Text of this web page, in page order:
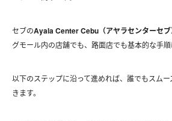
セブのAyala Center Cebu（アヤラセンターセブ
グモール内の店舗でも、路面店でも基本的な手順
以下のステップに沿って進めれば、誰でもスム
きます。